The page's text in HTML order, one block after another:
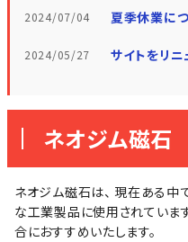
2024/07/04
2024/05/27 サイトをリ
ネオジム磁石
ネオジム磁石は、 現在ある中
な工業製品に使用されていま
合におすすめいたします。